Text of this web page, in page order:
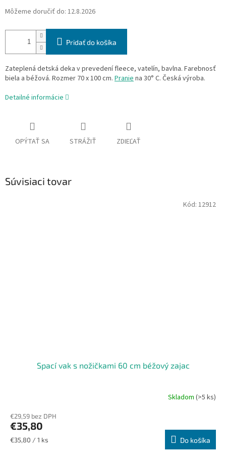
Môžeme doručiť do: 12.8.2026
Pridať do košíka
Zateplená detská deka v prevedení fleece, vatelín, bavlna. Farebnosť
biela a béžová. Rozmer 70 x 100 cm. Praniena 30° C. Česká výroba.
Detailné informácie
OPÝTAŤ SA STRÁŽIŤ ZDIEĽAŤ
Súvisiaci tovar
Spací vak s nožičkami 60 cm béžový zajac
produktu
je
5,0
Skladom(>5 ks)
€29,59 bez DPH
€35,80
Jednotková
€35,80 / 1 ks Do košíka
Kód: 12912